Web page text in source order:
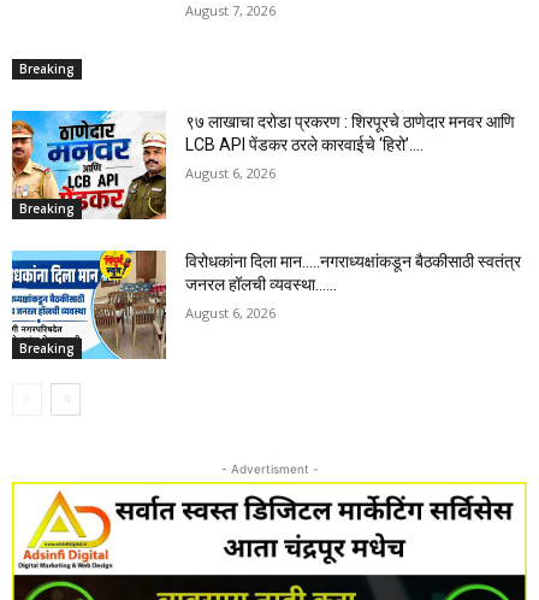
Breaking
August 7, 2026
Breaking
९७ लाखाचा दरोडा प्रकरण : शिरपूरचे ठाणेदार मनवर आणि
LCB API पेंडकर ठरले कारवाईचे ‘हिरो’….
August 6, 2026
Breaking
विरोधकांना दिला मान…..नगराध्यक्षांकडून बैठकीसाठी स्वतंत्र
जनरल हॉलची व्यवस्था……
August 6, 2026
- Advertisment -